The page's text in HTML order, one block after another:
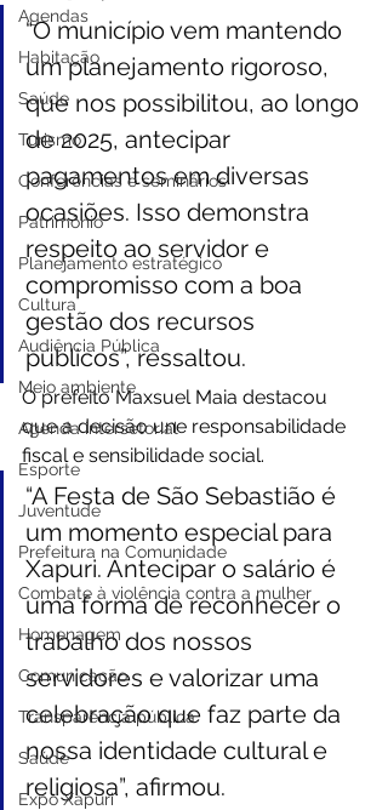
Agendas
Habitação
Saúde
Turismo
Conferências e seminários
Patrimônio
Planejamento estratégico
Cultura
Audiência Pública
Meio ambiente
Agenda intersetorial
Esporte
Juventude
Prefeitura na Comunidade
Combate à violência contra a mulher
Homenagem
Comunicação
Transparência pública
Saúde
Expo Xapuri
“O município vem mantendo
um planejamento rigoroso,
que nos possibilitou, ao longo
de 2025, antecipar
pagamentos em diversas
ocasiões. Isso demonstra
respeito ao servidor e
compromisso com a boa
gestão dos recursos
públicos”, ressaltou.
O prefeito Maxsuel Maia destacou
que a decisão une responsabilidade
fiscal e sensibilidade social.
“A Festa de São Sebastião é
um momento especial para
Xapuri. Antecipar o salário é
uma forma de reconhecer o
trabalho dos nossos
servidores e valorizar uma
celebração que faz parte da
nossa identidade cultural e
religiosa”, afirmou.